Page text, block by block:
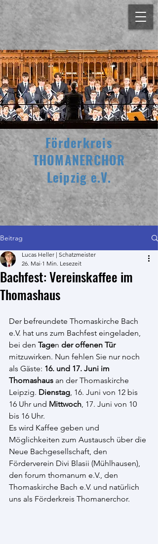
Förderkreis
THOMANERCHOR
Leipzig e.V.
Beitrag
Bachfest: Vereinskaffee im
Thomashaus
Lucas Heller | Schatzmeister
26. Mai 1 Min. Lesezeit
Der befreundete Thomaskirche Bach
e.V. hat uns zum Bachfest eingeladen,
bei den Tagen der offenen Tür
mitzuwirken. Nun fehlen Sie nur noch
als Gäste: 16. und 17. Juni im
Thomashaus an der Thomaskirche
Leipzig. Dienstag, 16. Juni von 12 bis
16 Uhr und Mittwoch, 17. Juni von 10
bis 16 Uhr.
Es wird Kaffee geben und
Möglichkeiten zum Austausch über die
Neue Bachgesellschaft, den
Förderverein Divi Blasii (Mühlhausen),
den forum thomanum e.V., den
Thomaskirche Bach e.V. und natürlich
uns als Förderkreis Thomanerchor.